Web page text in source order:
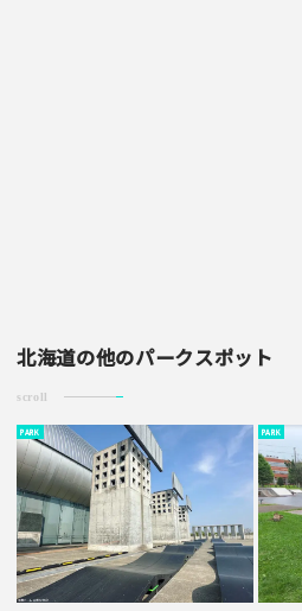
北海道の他のパークスポット
scroll
PARK PARK